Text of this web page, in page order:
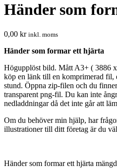
Händer som
0,00 kr inkl. moms
Händer som formar ett hjärta
Högupplöst bild. Mått A3+ ( 3886
köp en länk till en komprimerad fil,
stund. Öppna zip-filen och du
transparent png-fil. Du kan inte
nedladdningar då det inte går att
Om du behöver min hjälp, har
illustrationer till ditt företag är du
Händer som formar ett hjärta mängd